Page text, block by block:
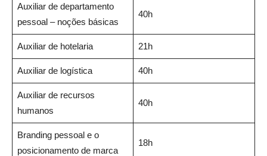
Auxiliar de departamento
pessoal – noções básicas
40h
Auxiliar de hotelaria 21h
Auxiliar de logística 40h
Auxiliar de recursos
humanos
40h
Branding pessoal e o
posicionamento de marca
18h